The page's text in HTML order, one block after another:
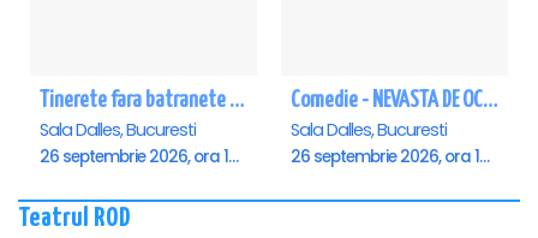
Tinerete fara batranete si viata fara de moarte
Sala Dalles, Bucuresti
26 septembrie 2026, ora 10:30
Comedie - NEVASTA DE OCAZIE !!!
Sala Dalles, Bucuresti
26 septembrie 2026, ora 19:00
Teatrul ROD